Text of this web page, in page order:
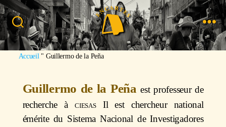
Recherche Menu
Image : Héctor Adolfo Quintanar
Accueil " Guillermo de la Peña
Guillermo de la Peñaest professeur de
recherche àciesasIl est chercheur national
émérite du Sistema Nacional de Investigadores